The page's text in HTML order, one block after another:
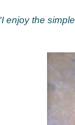
'I enjoy the